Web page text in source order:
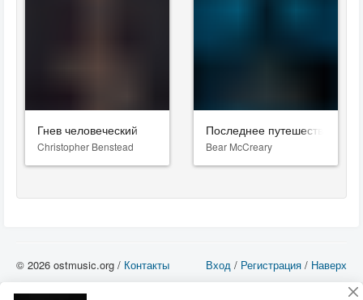
Гнев человеческий
Christopher Benstead
Последнее путешествие
Bear McCreary
Вход / Регистрация / Наверх
© 2026 ostmusic.org / Контакты